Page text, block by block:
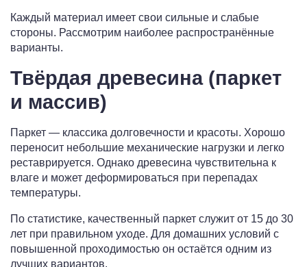
Каждый материал имеет свои сильные и слабые
стороны. Рассмотрим наиболее распространённые
варианты.
Твёрдая древесина (паркет
и массив)
Паркет — классика долговечности и красоты. Хорошо
переносит небольшие механические нагрузки и легко
реставрируется. Однако древесина чувствительна к
влаге и может деформироваться при перепадах
температуры.
По статистике, качественный паркет служит от 15 до 30
лет при правильном уходе. Для домашних условий с
повышенной проходимостью он остаётся одним из
лучших вариантов.